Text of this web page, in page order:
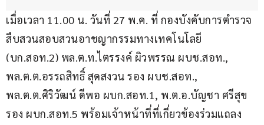
เมื่อเวลา 11.00 น. วันที่ 27 พ.ค. ที่ กองบังคับการตำรวจ
สืบสวนสอบสวนอาชญากรรมทางเทคโนโลยี
(บก.สอท.2) พล.ต.ท.ไตรรงค์ ผิวพรรณ ผบช.สอท.,
พล.ต.ต.อรรถสิทธิ์ สุดสงวน รอง ผบช.สอท.,
พล.ต.ต.ศิริวัฒน์ ดีพอ ผบก.สอท.1, พ.ต.อ.บัญชา ศรีสุข
รอง ผบก.สอท.5 พร้อมเจ้าหน้าที่ที่เกี่ยวข้องร่วมแถลง